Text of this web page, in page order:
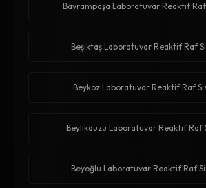
Bayrampaşa Laboratuvar Reaktif
Beşiktaş Laboratuvar Reaktif Raf
Beykoz Laboratuvar Reaktif Raf
Beylikdüzü Laboratuvar Reaktif Raf
Beyoğlu Laboratuvar Reaktif Raf